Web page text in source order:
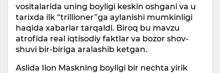
vositalarida uning boyligi keskin oshgani va u
tarixda ilk “trillioner”ga aylanishi mumkinligi
haqida xabarlar tarqaldi. Biroq bu mavzu
atrofida real iqtisodiy faktlar va bozor shov-
shuvi bir-biriga aralashib ketgan.
Aslida Ilon Maskning boyligi bir nechta yirik